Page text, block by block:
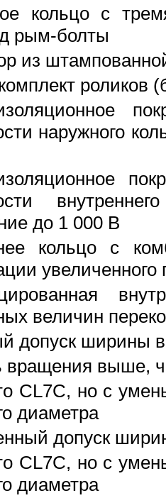
кольцо с
рым-болты
из
роликов
наружного
до 1 000 В
кольцо с
увеличенного
величин
допуск ширины
вращения выше,
CL7C, но с
диаметра
допуск
CL7C, но с
диаметра